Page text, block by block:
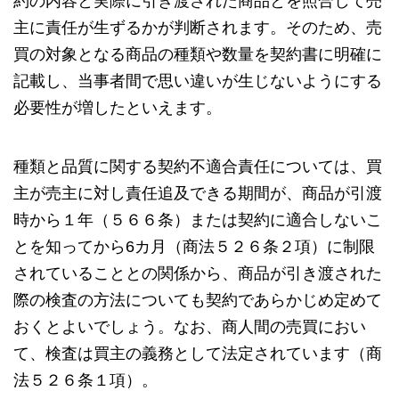
主に責任が生ずるかが判断されます。そのため、売
買の対象となる商品の種類や数量を契約書に明確に
記載し、当事者間で思い違いが生じないようにする
必要性が増したといえます。
種類と品質に関する契約不適合責任については、買
主が売主に対し責任追及できる期間が、商品が引渡
時から１年（５６６条）または契約に適合しないこ
とを知ってから6カ月（商法５２６条２項）に制限
されていることとの関係から、商品が引き渡された
際の検査の方法についても契約であらかじめ定めて
おくとよいでしょう。なお、商人間の売買におい
て、検査は買主の義務として法定されています（商
法５２６条１項）。